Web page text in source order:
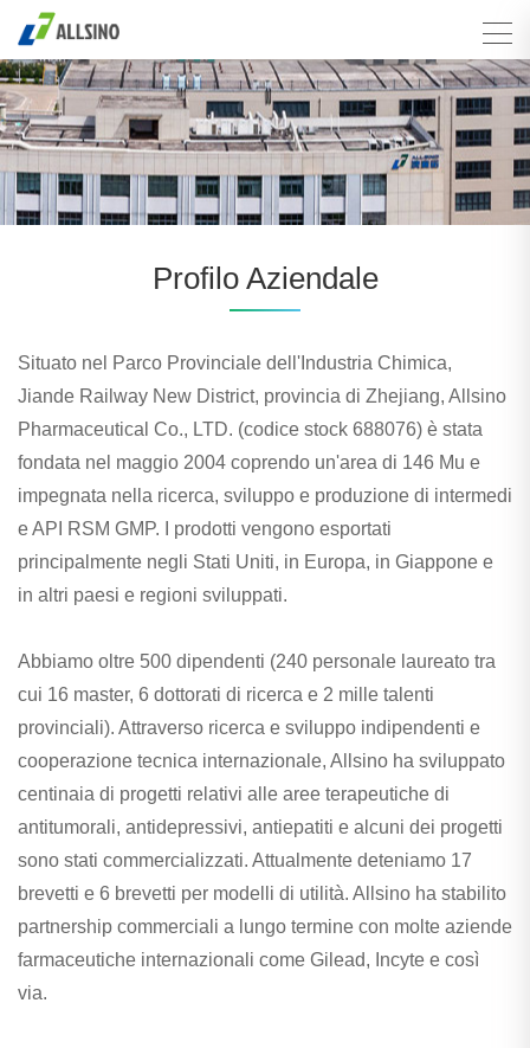
Profilo Aziendale
Situato nel Parco Provinciale dell'Industria Chimica,
Jiande Railway New District, provincia di Zhejiang, Allsino
Pharmaceutical Co., LTD. (codice stock 688076) è stata
fondata nel maggio 2004 coprendo un'area di 146 Mu e
impegnata nella ricerca, sviluppo e produzione di intermedi
e API RSM GMP. I prodotti vengono esportati
principalmente negli Stati Uniti, in Europa, in Giappone e
in altri paesi e regioni sviluppati.
Abbiamo oltre 500 dipendenti (240 personale laureato tra
cui 16 master, 6 dottorati di ricerca e 2 mille talenti
provinciali). Attraverso ricerca e sviluppo indipendenti e
cooperazione tecnica internazionale, Allsino ha sviluppato
centinaia di progetti relativi alle aree terapeutiche di
antitumorali, antidepressivi, antiepatiti e alcuni dei progetti
sono stati commercializzati. Attualmente deteniamo 17
brevetti e 6 brevetti per modelli di utilità. Allsino ha stabilito
partnership commerciali a lungo termine con molte aziende
farmaceutiche internazionali come Gilead, Incyte e così
via.